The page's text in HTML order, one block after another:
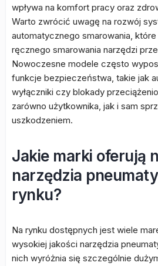
wpływa na komfort pracy oraz
Warto zwrócić uwagę na rozwój
automatycznego smarowania,
ręcznego smarowania narzędzi
Nowoczesne modele często
funkcje bezpieczeństwa, takie jak
wyłączniki czy blokady
zarówno użytkownika, jak i sam
uszkodzeniem.
Jakie marki oferują
narzędzia
rynku?
Na rynku dostępnych jest wiele
wysokiej jakości narzędzia
nich wyróżnia się szczególnie